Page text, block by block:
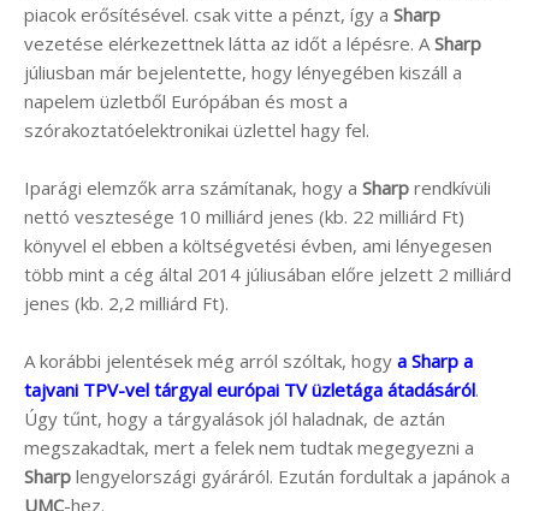
piacok erősítésével. csak vitte a pénzt, így a Sharp
vezetése elérkezettnek látta az időt a lépésre. A Sharp
júliusban már bejelentette, hogy lényegében kiszáll a
napelem üzletből Európában és most a
szórakoztatóelektronikai üzlettel hagy fel.
Iparági elemzők arra számítanak, hogy a Sharp rendkívüli
nettó vesztesége 10 milliárd jenes (kb. 22 milliárd Ft)
könyvel el ebben a költségvetési évben, ami lényegesen
több mint a cég által 2014 júliusában előre jelzett 2 milliárd
jenes (kb. 2,2 milliárd Ft).
A korábbi jelentések még arról szóltak, hogy a Sharp a
tajvani TPV-vel tárgyal európai TV üzletága átadásáról.
Úgy tűnt, hogy a tárgyalások jól haladnak, de aztán
megszakadtak, mert a felek nem tudtak megegyezni a
Sharp lengyelországi gyáráról. Ezután fordultak a japánok a
UMC-hez.